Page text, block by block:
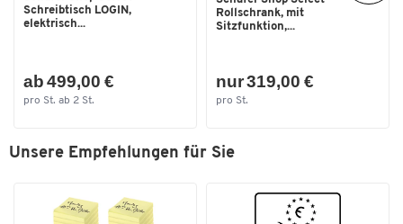
Schreibtisch LOGIN,
elektrisch...
ab 499,00 €
pro St. ab 2 St.
Rollschrank, mit
Sitzfunktion,...
nur 319,00 €
pro St.
Unsere Empfehlungen für Sie